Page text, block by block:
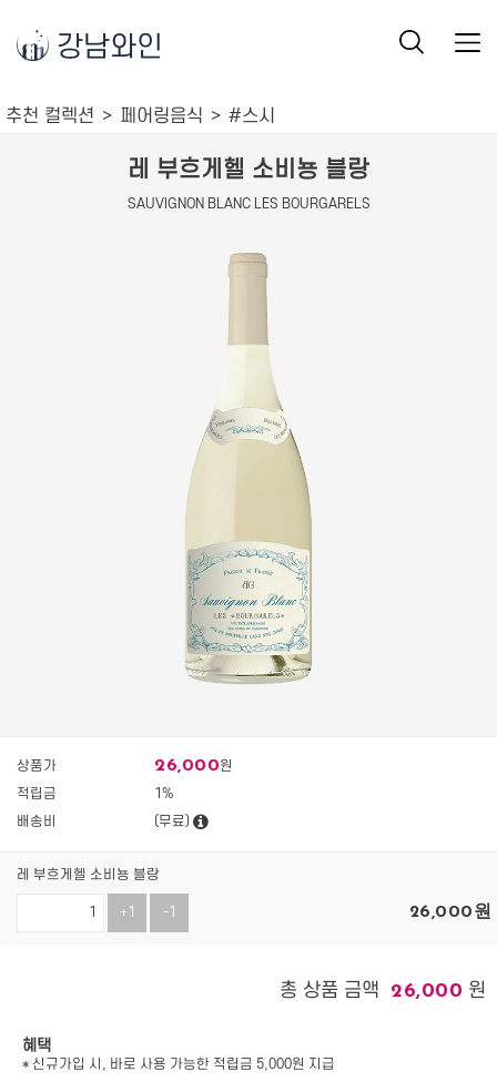
강남와인
추천 컬렉션 페어링음식 #스시
레 부흐게헬 소비뇽 블랑
SAUVIGNON BLANC LES BOURGARELS
상품가 26,000원
적립금
1%
배송비
(무료)
레 부흐게헬 소비뇽 블랑
+1 -1 26,000원
총 상품 금액 26,000 원
혜택
* 신규가입 시, 바로 사용 가능한 적립금 5,000원 지급